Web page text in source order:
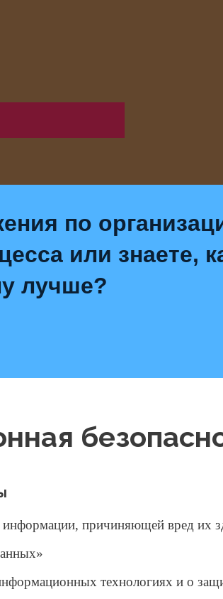
по
или знаете,
лучше?
причиняющей вред их
технологиях и о